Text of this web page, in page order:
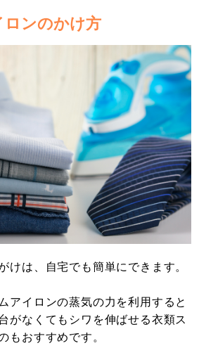
ンのかけ方
けは、自宅でも簡単にできます。
アイロンの蒸気の力を利用すると
がなくてもシワを伸ばせる衣類ス
もおすすめです。